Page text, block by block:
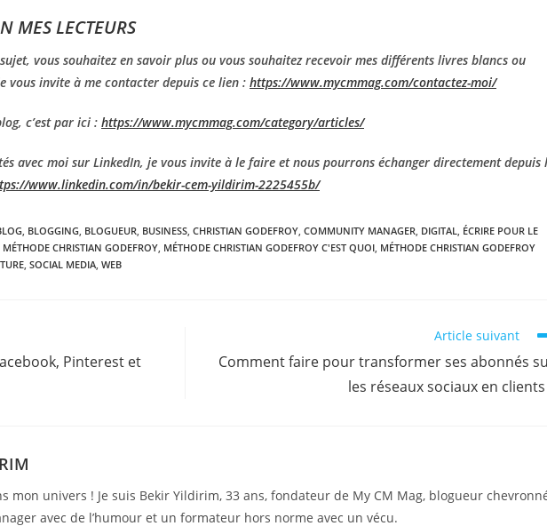
MES LECTEURS
vous souhaitez en savoir plus ou vous souhaitez recevoir mes différents livres blancs ou
vous invite à me contacter depuis ce lien : https://www.mycmmag.com/contactez-moi/
c’est par ici : https://www.mycmmag.com/category/articles/
avec moi sur LinkedIn, je vous invite à le faire et nous pourrons échanger directement depuis
www.linkedin.com/in/bekir-cem-yildirim-2225455b/
BLOGGING BLOGUEUR BUSINESS CHRISTIAN GODEFROY COMMUNITY MANAGER DIGITAL
ÉCRIRE POUR LE
MÉTHODE CHRISTIAN GODEFROY MÉTHODE CHRISTIAN GODEFROY C'EST QUOI MÉTHODE CHRISTIAN GODEFROY
SOCIAL MEDIA WEB
Pinterest et
Article suivant
Comment faire pour transformer ses abonnés
les réseaux sociaux en clients
mon univers ! Je suis Bekir Yildirim, 33 ans, fondateur de My CM Mag, blogueur
avec de l’humour et un formateur hors norme avec un vécu.